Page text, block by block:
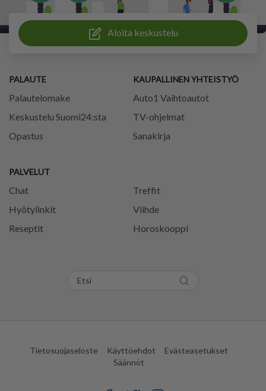
Aloita keskustelu
PALAUTE
Palautelomake
Keskustelu Suomi24:sta
Opastus
PALVELUT
Chat
Treffit
Hyötylinkit
Viihde
Reseptit
Horoskooppi
KAUPALLINEN YHTEISTYÖ
Auto1 Vaihtoautot
TV-ohjelmat
Sanakirja
Tietosuojaseloste Käyttöehdot
Evästeasetukset
Säännöt